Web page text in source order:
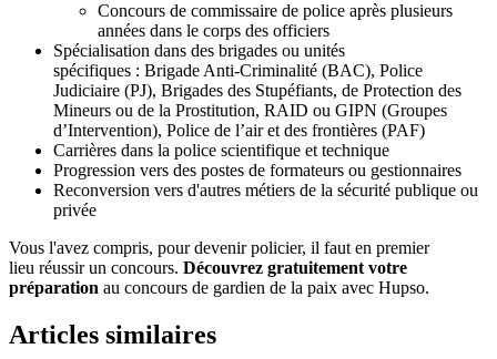
Concours de commissaire de police après plusieurs
années dans le corps des officiers
Spécialisation dans des brigades ou unités
spécifiques : Brigade Anti-Criminalité (BAC), Police
Judiciaire (PJ), Brigades des Stupéfiants, de Protection des
Mineurs ou de la Prostitution, RAID ou GIPN (Groupes
d’Intervention), Police de l’air et des frontières (PAF)
Carrières dans la police scientifique et technique
Progression vers des postes de formateurs ou gestionnaires
Reconversion vers d'autres métiers de la sécurité publique ou
privée
Vous l'avez compris, pour devenir policier, il faut en premier
lieu réussir un concours. Découvrez gratuitement votre
préparation au concours de gardien de la paix avec Hupso.
Articles similaires